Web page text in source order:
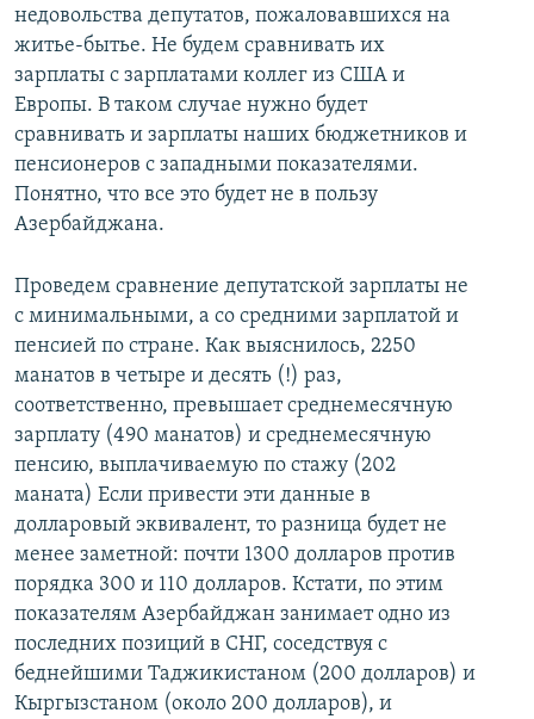
недовольства депутатов, пожаловавшихся на
житье-бытье. Не будем сравнивать их
зарплаты с зарплатами коллег из США и
Европы. В таком случае нужно будет
сравнивать и зарплаты наших бюджетников и
пенсионеров с западными показателями.
Понятно, что все это будет не в пользу
Азербайджана.
Проведем сравнение депутатской зарплаты не
с минимальными, а со средними зарплатой и
пенсией по стране. Как выяснилось, 2250
манатов в четыре и десять (!) раз,
соответственно, превышает среднемесячную
зарплату (490 манатов) и среднемесячную
пенсию, выплачиваемую по стажу (202
маната) Если привести эти данные в
долларовый эквивалент, то разница будет не
менее заметной: почти 1300 долларов против
порядка 300 и 110 долларов. Кстати, по этим
показателям Азербайджан занимает одно из
последних позиций в СНГ, соседствуя с
беднейшими Таджикистаном (200 долларов) и
Кыргызстаном (около 200 долларов), и